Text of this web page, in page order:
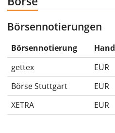
-50%.
Die
Ausschüttungen (falls
Börsennotierungen
Börsennotierung
gettex
EUR
Börse Stuttgart
EUR
XETRA
EUR